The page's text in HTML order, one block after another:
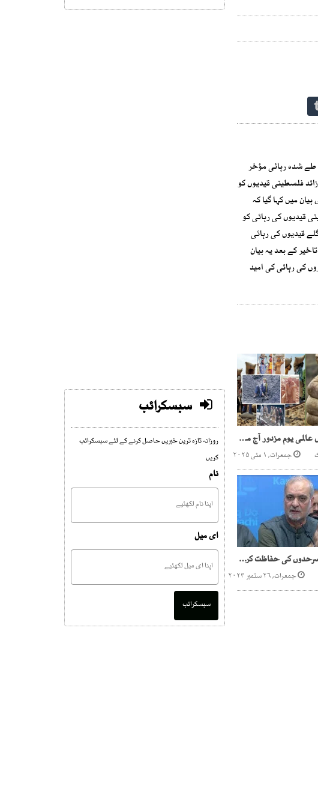
کے بدلے فلسطینی قیدیوں کی طے شدہ رہائی مؤخر
بندی معاہدے کے تحت 6 اسرائیلی یرغمالیوں کو رہا کیا تھا جس کے بدلے اسرائیل کو بھی 600 سے زائد فلسطینی قیدیوں کو
میں کہا گیا کہ
قیدیوں کی رہائی کو
قیدیوں کی رہائی
کے بعد یہ بیان
کی رہائی کی امید
دنیا بھر میں عالمی یوم مزدور آج منایا جارہا ہے
جمعرات, ۱ مئی ۲۰۲۵
فوج کا کام سرحدوں کی حفاظت کرنا ہے،حافظ نعیم الرحمن
جمعرات, ۲۶ ستمبر ۲۰۲۴
سبسکرائب
روزانہ تازہ ترین خبریں حاصل کرنے کے لئے سبسکرائب
کریں
نام
ای میل
سبسکرائب